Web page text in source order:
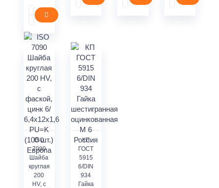
ISO
7090
Шайба
круглая
200
HV, с
КП
ГОСТ
5915
6/DIN
934
Гайка